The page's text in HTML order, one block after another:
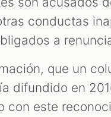
conductas
a
que un
difundido en
con este